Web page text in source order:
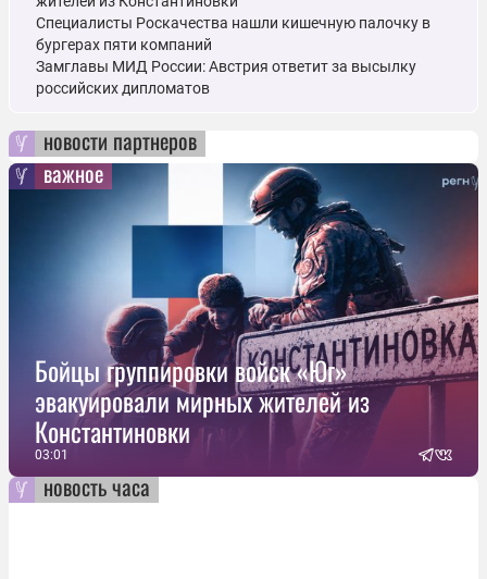
Специалисты Роскачества нашли кишечную палочку в
бургерах пяти компаний
Замглавы МИД России: Австрия ответит за высылку
российских дипломатов
новости партнеров
важное
Бойцы группировки войск «Юг»
эвакуировали мирных жителей из
Константиновки
03:01
новость часа